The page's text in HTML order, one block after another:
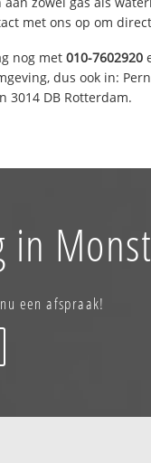
met ons op om
nog met 010-7602920
dus ook in:
3014 DB Rotterdam.
in
een afspraak!